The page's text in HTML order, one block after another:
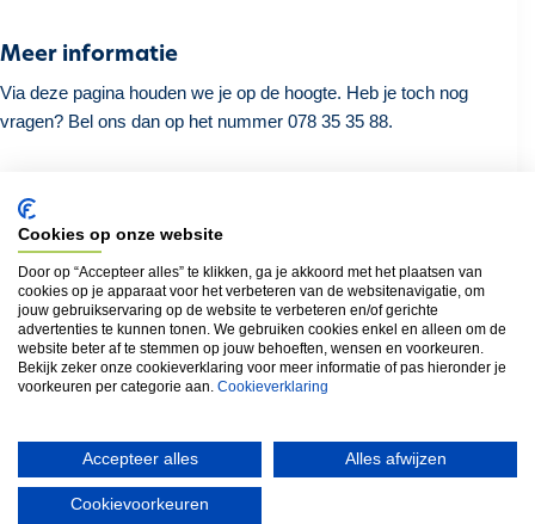
Meer informatie
Via deze pagina houden we je op de hoogte. Heb je toch nog
vragen? Bel ons dan op het nummer 078 35 35 88.
Terug naar het overzicht
Locatie
Molenstraat (1950)
Cookies op onze website
Door op “Accepteer alles” te klikken, ga je akkoord met het plaatsen van
cookies op je apparaat voor het verbeteren van de websitenavigatie, om
jouw gebruikservaring op de website te verbeteren en/of gerichte
advertenties te kunnen tonen. We gebruiken cookies enkel en alleen om de
website beter af te stemmen op jouw behoeften, wensen en voorkeuren.
Bekijk zeker onze cookieverklaring voor meer informatie of pas hieronder je
voorkeuren per categorie aan. Cookieverklaring
Accepteer alles Alles afwijzen
Cookievoorkeuren